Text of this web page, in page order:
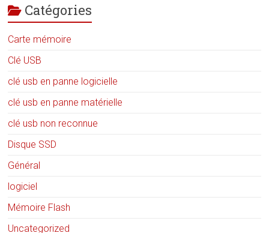
Catégories
Carte mémoire
Clé USB
clé usb en panne logicielle
clé usb en panne matérielle
clé usb non reconnue
Disque SSD
Général
logiciel
Mémoire Flash
Uncategorized